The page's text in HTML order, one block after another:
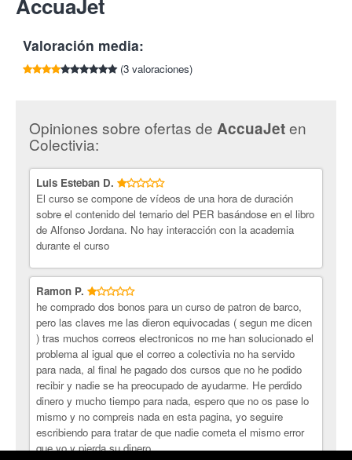
prácticas.
¿Y que decir de Accua Jet?
con dos líneas de actuación que ocupan su actividad. Por un
náutica… así como en la formación orientada a la competición.
Por otro lado, Accua Jet cuenta con un área de entretenimiento
cuya oferta abarca rutas en motos náuticas, turismo deportivo y
otras actividades acuáticas. Si eres un amante de mares y
océanos, ¡visítalos!
inicio el 9 de enero y las clases serán lunes, miércoles y
04720 Roquetas
AccuaJet
Valoración media:
(3 valoraciones)
Opiniones sobre ofertas de AccuaJeten
Colectivia:
Luis Esteban D.
El curso se compone de vídeos de una hora de duración
sobre el contenido del temario del PER basándose en el libro
de Alfonso Jordana. No hay interacción con la academia
durante el curso
Ramon P.
he comprado dos bonos para un curso de patron de barco,
pero las claves me las dieron equivocadas ( segun me dicen
) tras muchos correos electronicos no me han solucionado el
problema al igual que el correo a colectivia no ha servido
para nada, al final he pagado dos cursos que no he podido
recibir y nadie se ha preocupado de ayudarme. He perdido
dinero y mucho tiempo para nada, espero que no os pase lo
mismo y no compreis nada en esta pagina, yo seguire
escribiendo para tratar de que nadie cometa el mismo error
que yo y pierda su dinero.